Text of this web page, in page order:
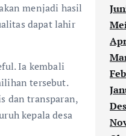
menjadi hasil
dapat lahir
Ia kembali
tersebut.
dan transparan,
kepala desa